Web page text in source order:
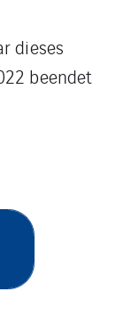
dieses
beendet